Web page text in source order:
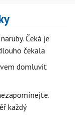
Čeká je
čekala
domluvit
každý